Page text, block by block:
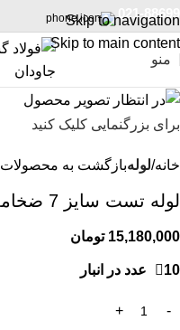
Skip to navigation
Skip to main content
021-88699
منو
برای بزرگنمایی کلیک کنید
خانه لولهبازگشت به محصولات
لوله تست سایز 7 ضخامت 3 وزن 33
15,180,000 تومان
10 عدد در انبار